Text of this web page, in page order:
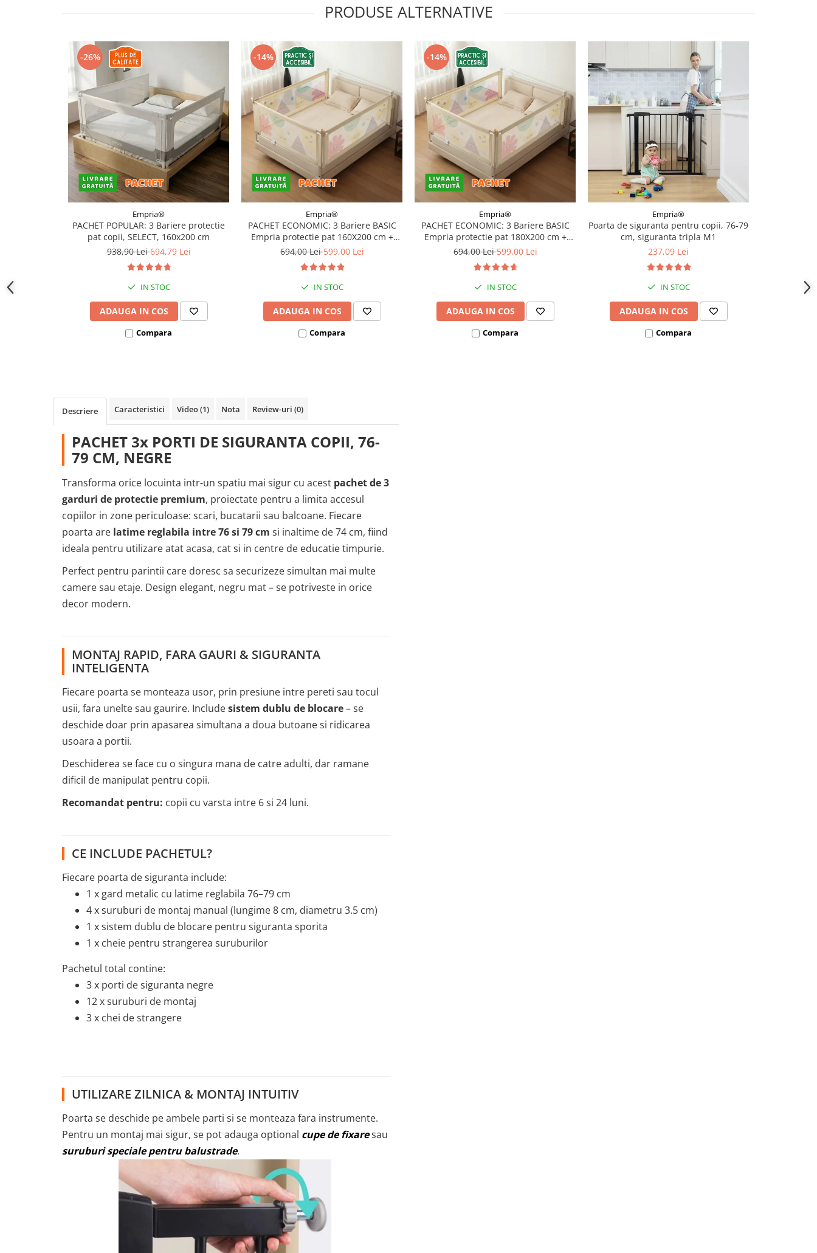
Siguranta animale companie
Carduri Cadou
Propuneri Cadou
Produse Sub 50 Lei
PRODUSE ALTERNATIVE
-26%
Empria®
PACHET POPULAR: 3 Bariere protectie
pat copii, SELECT, 160x200 cm
938,90 Lei694,79 Lei
IN STOC
ADAUGA IN COS
Compara
-14%
Empria®
PACHET ECONOMIC: 3 Bariere BASIC
Empria protectie pat 160X200 cm +
bara stabilizatoare
694,00 Lei599,00 Lei
IN STOC
ADAUGA IN COS
Compara
-14%
Empria®
PACHET ECONOMIC: 3 Bariere BASIC
Empria protectie pat 180X200 cm +
bara stabilizatoare
694,00 Lei599,00 Lei
IN STOC
ADAUGA IN COS
Compara
Empria®
Poarta de siguranta pentru copii, 76-79
cm, siguranta tripla M1
237,09 Lei
IN STOC
ADAUGA IN COS
Compara
Descriere Caracteristici Video(1) Nota Review-uri (0)
PACHET 3x PORTI DE SIGURANTA COPII, 76-
79 CM, NEGRE
Transforma orice locuinta intr-un spatiu mai sigur cu acest pachet de 3
garduri de protectie premium, proiectate pentru a limita accesul
copiilor in zone periculoase: scari, bucatarii sau balcoane. Fiecare
poarta are latime reglabila intre 76 si 79 cm si inaltime de 74 cm, fiind
ideala pentru utilizare atat acasa, cat si in centre de educatie timpurie.
Perfect pentru parintii care doresc sa securizeze simultan mai multe
camere sau etaje. Design elegant, negru mat – se potriveste in orice
decor modern.
MONTAJ RAPID, FARA GAURI & SIGURANTA
INTELIGENTA
Fiecare poarta se monteaza usor, prin presiune intre pereti sau tocul
usii, fara unelte sau gaurire. Includesistem dublu de blocare– se
deschide doar prin apasarea simultana a doua butoane si ridicarea
usoara a portii.
Deschiderea se face cu o singura mana de catre adulti, dar ramane
dificil de manipulat pentru copii.
Recomandat pentru: copii cu varsta intre 6 si 24 luni.
CE INCLUDE PACHETUL?
Fiecare poarta de siguranta include:
1 x gard metalic cu latime reglabila 76–79 cm
4 x suruburi de montaj manual (lungime 8 cm, diametru 3.5 cm)
1 x sistem dublu de blocare pentru siguranta sporita
1 x cheie pentru strangerea suruburilor
Pachetul total contine:
3 x porti de siguranta negre
12 x suruburi de montaj
3 x chei de strangere
UTILIZARE ZILNICA & MONTAJ INTUITIV
Poarta se deschide pe ambele parti si se monteaza fara instrumente.
Pentru un montaj mai sigur, se pot adauga optional cupe de fixaresau
suruburi speciale pentru balustrade.